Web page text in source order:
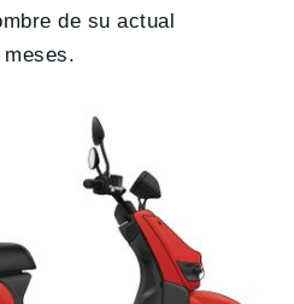
de su actual